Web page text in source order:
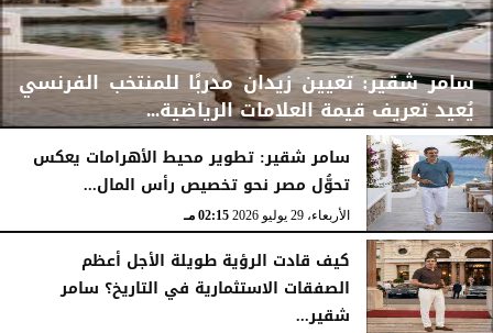
سامر شقير: تعيين زيدان مدربًا للمنتخب الفرنسي
يُعيد تعريف قيمة العلامات الرياضية...
الأربعاء، 29 يوليو 2026 02:25 مـ
سامر شقير: تطوير محيط الأهرامات يعكس
تحوُّل مصر نحو تخصيص رأس المال...
الأربعاء، 29 يوليو 2026 02:15 مـ
كيف قادت الرؤية طويلة الأجل أعظم
الصفقات الاستثمارية في التاريخ؟ سامر
شقير...